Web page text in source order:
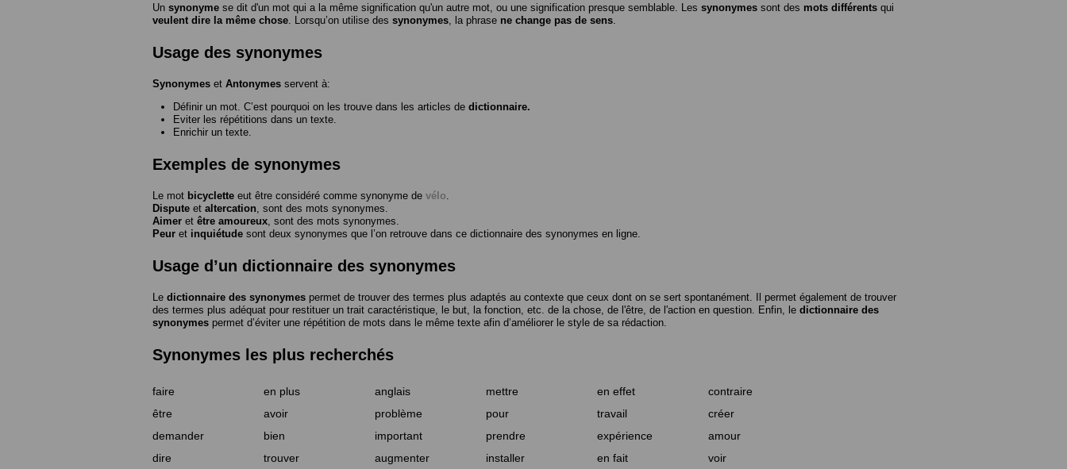
Un synonyme se dit d'un mot qui a la même signification qu'un autre mot, ou une signification presque semblable. Les synonymes sont des mots différents qui
veulent dire la même chose . Lorsqu’on utilise des synonymes , la phrase ne change pas de sens
Usage des synonymes
Synonymes et Antonymes servent à:
Définir un mot. C’est pourquoi on les trouve dans les articles de dictionnaire.
Eviter les répétitions dans un texte.
Enrichir un texte.
Exemples de synonymes
Le mot bicyclette eut être considéré comme synonyme de vélo
Dispute et altercation , sont des mots synonymes.
Aimer et être amoureux , sont des mots synonymes.
Peur et inquiétude sont deux synonymes que l’on retrouve dans ce dictionnaire des synonymes en ligne.
Usage d’un dictionnaire des synonymes
Le dictionnaire des synonymes permet de trouver des termes plus adaptés au contexte que ceux dont on se sert spontanément. Il permet également de trouver
des termes plus adéquat pour restituer un trait caractéristique, le but, la fonction, etc. de la chose, de l'être, de l'action en question. Enfin, le dictionnaire des
synonymes permet d’éviter une répétition de mots dans le même texte afin d’améliorer le style de sa rédaction.
Synonymes les plus recherchés
faire en plus anglais mettre en effet
contraire
être
avoir problème pour travail
créer
demander
bien important prendre expérience
amour
dire
trouver augmenter installer en fait voir